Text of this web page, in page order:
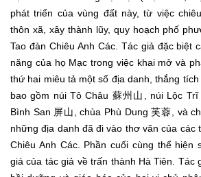
phát triển của vùng đất này, từ việc
thôn xã, xây thành lũy, quy hoạch phố
Tao đàn Chiêu Anh Các. Tác giả đặc biệt
năng của họ Mạc trong việc khai mở và
thứ hai miêu tả một số địa danh, thắng tích
bao gồm núi Tô Châu 蘇州山, núi Lộc
Bình San 屏山, chùa Phù Dung 芙蓉, và
những địa danh đã đi vào thơ văn của các
Chiêu Anh Các. Phần cuối cùng thể hiện
giá của tác giả về trấn thành Hà Tiên. Tác